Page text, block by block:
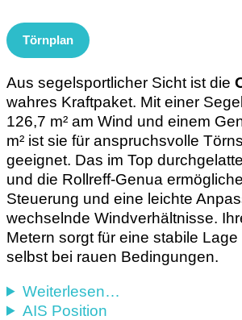
Törnplan
Aus segelsportlicher Sicht ist die
wahres Kraftpaket. Mit einer
126,7 m² am Wind und einem
m² ist sie für anspruchsvolle
geeignet. Das im Top
und die Rollreff-Genua
Steuerung und eine leichte
wechselnde Windverhältnisse.
Metern sorgt für eine stabile Lage
selbst bei rauen Bedingungen.
Weiterlesen…
AIS Position